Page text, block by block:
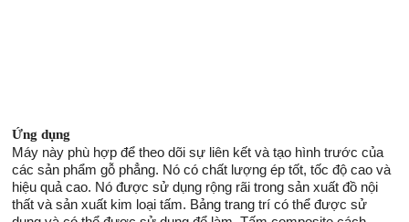
Ứng dụng
Máy này phù hợp để theo dõi sự liên kết và tạo hình trước của
các sản phẩm gỗ phẳng. Nó có chất lượng ép tốt, tốc độ cao và
hiệu quả cao. Nó được sử dụng rộng rãi trong sản xuất đồ nội
thất và sản xuất kim loại tấm. Bảng trang trí có thể được sử